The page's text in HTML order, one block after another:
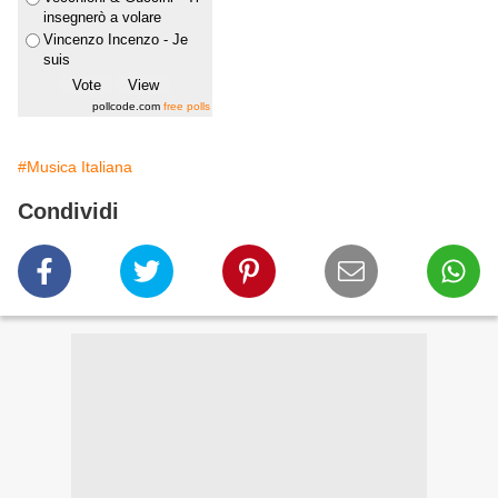
insegnerò a volare
Vincenzo Incenzo - Je
suis
pollcode.com free polls
#Musica Italiana
Condividi